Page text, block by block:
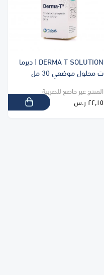
DERMA T SOLUTION | ديرما
ت محلول موضعي 30 مل
المنتج غير خاضع للضريبة
٢٢٫١٥ ر.س